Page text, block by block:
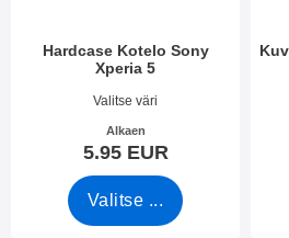
Hardcase Kotelo Sony
Xperia 5
Tuote.nro 34063
Valitse väri
Alkaen
5.95 EUR
Valitse ...